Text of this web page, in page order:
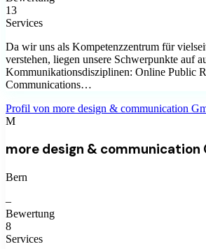
13
Services
Da wir uns als Kompetenzzentrum für
verstehen, liegen unsere Schwerpunkte auf
Kommunikationsdisziplinen: Online Public
Communications…
Profil von more design & communication
M
more design & communication
Bern
–
Bewertung
8
Services